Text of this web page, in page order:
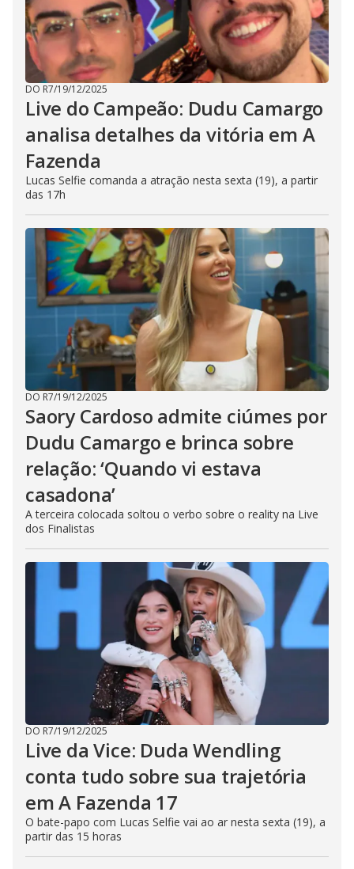
DO R7/19/12/2025
Live do Campeão: Dudu Camargo
analisa detalhes da vitória em A
Fazenda
Lucas Selfie comanda a atração nesta sexta (19), a partir
das 17h
DO R7/19/12/2025
Saory Cardoso admite ciúmes por
Dudu Camargo e brinca sobre
relação: ‘Quando vi estava
casadona’
A terceira colocada soltou o verbo sobre o reality na Live
dos Finalistas
DO R7/19/12/2025
Live da Vice: Duda Wendling
conta tudo sobre sua trajetória
em A Fazenda 17
O bate-papo com Lucas Selfie vai ao ar nesta sexta (19), a
partir das 15 horas